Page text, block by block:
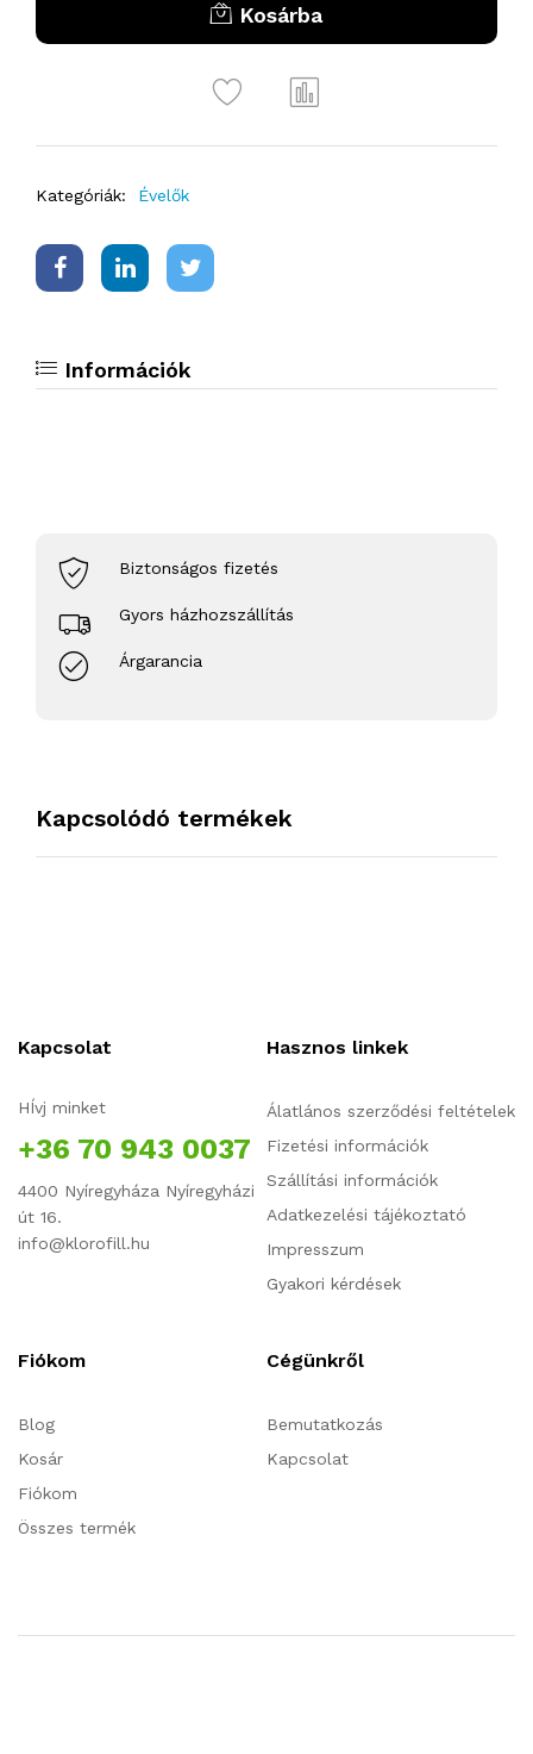
Kosárba
Kategóriák: Évelők
Információk
Biztonságos fizetés
Gyors házhozszállítás
Árgarancia
Kapcsolódó termékek
Kapcsolat
HÍvj minket
+36 70 943 0037
4400 Nyíregyháza Nyíregyházi
út 16.
info@klorofill.hu
Hasznos linkek
Álatlános szerződési feltételek
Fizetési információk
Szállítási információk
Adatkezelési tájékoztató
Impresszum
Gyakori kérdések
Fiókom
Blog
Kosár
Fiókom
Összes termék
Cégünkről
Bemutatkozás
Kapcsolat